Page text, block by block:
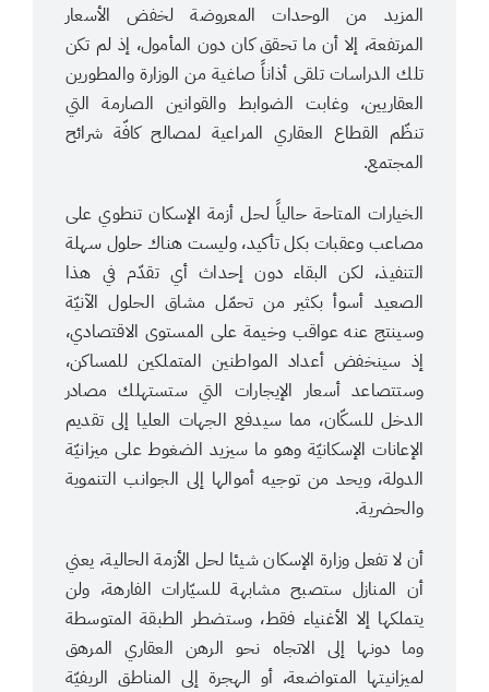
المزيد من الوحدات المعروضة لخفض الأسعار
المرتفعة، إلا أن ما تحقق كان دون المأمول، إذ لم تكن
تلك الدراسات تلقى أذاناً صاغية من الوزارة والمطورين
العقاريين، وغابت الضوابط والقوانين الصارمة التي
تنظّم القطاع العقاري المراعية لمصالح كافّة شرائح
المجتمع.
الخيارات المتاحة حالياً لحل أزمة الإسكان تنطوي على
مصاعب وعقبات بكل تأكيد، وليست هناك حلول سهلة
التنفيذ، لكن البقاء دون إحداث أي تقدّم في هذا
الصعيد أسوأ بكثير من تحمّل مشاق الحلول الآنيّة
وسينتج عنه عواقب وخيمة على المستوى الاقتصادي،
إذ سينخفض أعداد المواطنين المتملكين للمساكن،
وستتصاعد أسعار الإيجارات التي ستستهلك مصادر
الدخل للسكّان، مما سيدفع الجهات العليا إلى تقديم
الإعانات الإسكانيّة وهو ما سيزيد الضغوط على ميزانيّة
الدولة، ويحد من توجيه أموالها إلى الجوانب التنموية
والحضرية.
أن لا تفعل وزارة الإسكان شيئا لحل الأزمة الحالية، يعني
أن المنازل ستصبح مشابهة للسيّارات الفارهة، ولن
يتملكها إلا الأغنياء فقط، وستضطر الطبقة المتوسطة
وما دونها إلى الاتجاه نحو الرهن العقاري المرهق
لميزانيتها المتواضعة، أو الهجرة إلى المناطق الريفيّة